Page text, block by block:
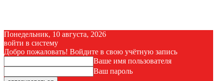
Понедельник, 10 августа, 2026
войти в систему
Добро пожаловать! Войдите в свою учётную запись
Ваше имя пользователя
Ваш пароль